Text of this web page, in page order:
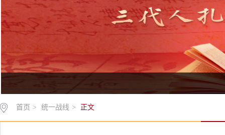
首页 > 统一战线 > 正文